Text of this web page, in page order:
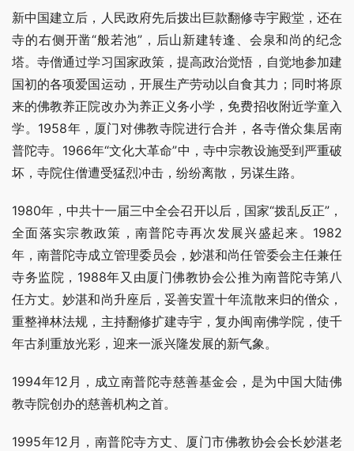
新中国建立后，人民政府先后拨出巨款翻修寺宇殿堂，还在
寺的右侧开凿“般若池”，后山新建转逢、会泉和尚的纪念
塔。寺僧通过学习国家政策，提高政治觉悟，自觉地参加建
国初的各项爱国运动，开展生产劳动以自食其力；同时将原
来的佛教养正院改办为养正义务小学，免费招收附近学童入
学。1958年，厦门对佛教寺院进行合并，各寺僧众集居南
普陀寺。1966年“文化大革命”中，寺中宗教设施受到严重破
坏，寺院住僧遭受猛烈冲击，纷纷离散，另谋生路。
1980年，中共十一届三中全会召开以后，国家“拨乱反正”，
全面落实宗教政策，南普陀寺再次发展兴盛起来。1982
年，南普陀寺成立管理委员会，妙湛和尚任管委会主任兼任
寺务监院，1988年又由厦门佛教协会公推为南普陀寺第八
任方丈。妙湛和尚升座后，妥善安置十年流散来归的僧众，
重整禅林法规，主持翻修扩建寺宇，复办闽南佛学院，使千
年古刹重放光彩，迎来一派兴隆发展的新气象。
1994年12月，成立南普陀寺慈善基金会，是为中国大陆佛
教寺院创办的慈善机构之首。
1995年12月，南普陀寺方丈、厦门市佛教协会会长妙湛老